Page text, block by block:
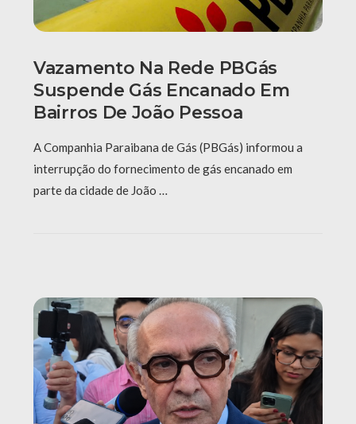
Vazamento Na Rede PBGás
Suspende Gás Encanado Em
Bairros De João Pessoa
A Companhia Paraibana de Gás (PBGás) informou a
interrupção do fornecimento de gás encanado em
parte da cidade de João …